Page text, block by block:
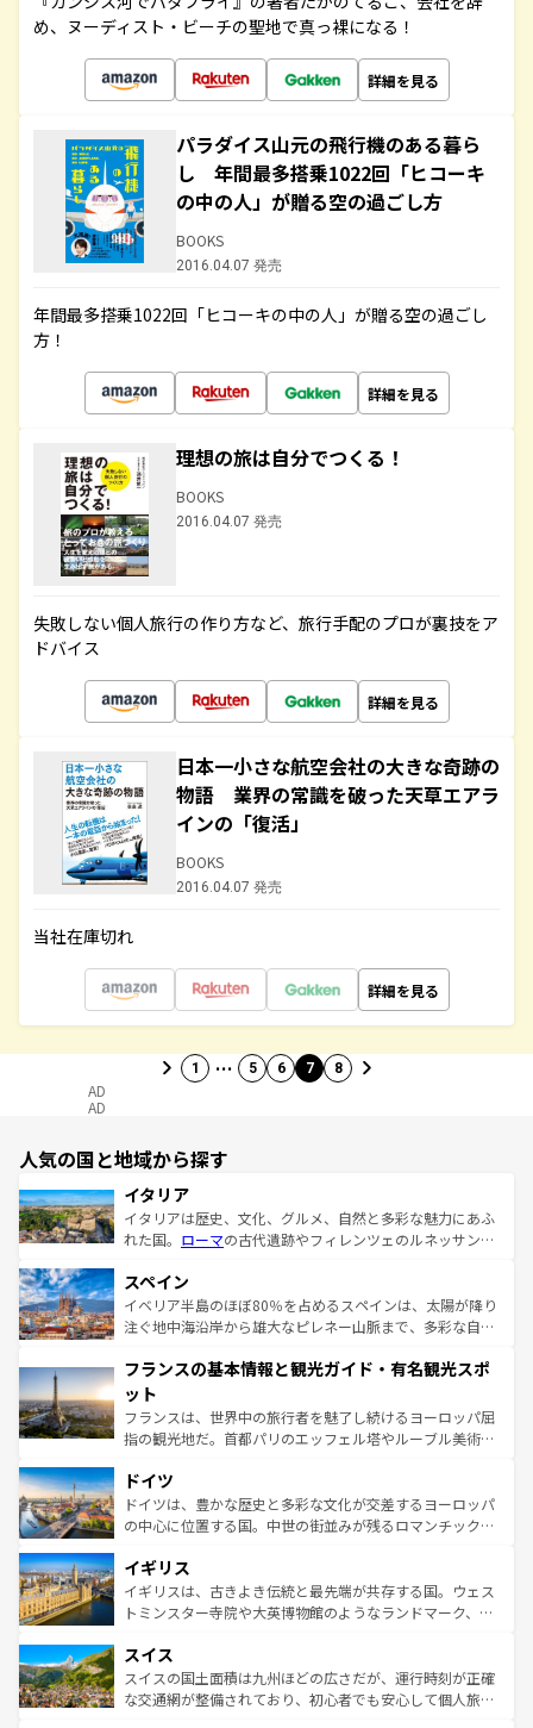
め、ヌーディスト・ビーチの聖地で真っ裸になる！
詳細を見る
パラダイス山元の飛行機のある暮ら
し 年間最多搭乗1022回「ヒコーキ
の中の人」が贈る空の過ごし方
BOOKS
2016.04.07 発売
年間最多搭乗1022回「ヒコーキの中の人」が贈る空の過ごし
方！
詳細を見る
理想の旅は自分でつくる！
BOOKS
2016.04.07 発売
失敗しない個人旅行の作り方など、旅行手配のプロが裏技をア
ドバイス
詳細を見る
日本一小さな航空会社の大きな奇跡の
物語 業界の常識を破った天草エアラ
インの「復活」
BOOKS
2016.04.07 発売
当社在庫切れ
詳細を見る
1 … 5 6 7 8
AD
AD
人気の国と地域から探す
イタリア
イタリアは歴史、文化、グルメ、自然と多彩な魅力にあふ
れた国。 ローマの古代遺跡やフィレンツェのルネッサンス
ろん、トスカーナの美しい田園風景やアマルフィ海岸の絶
景など、自然景観も見逃せない。観光の合間には、本場の
ピザやパスタなど、絶品のイタリア料理を堪能することも
ませてくれるイタリアで、忘れられない旅をしてみよう！
なお、新着のイタリア情報は
しい。
スペイン
イベリア半島のほぼ80％を占めるスペインは、太陽が降り
注ぐ地中海沿岸から雄大なピレネー山脈まで、多彩な自然
文化が根付くこの国では、情熱的なフラメンコ、熱気あふ
れる闘牛、そして美味しいタパスが生活の一部となってい
る。首都マドリードの洗練された雰囲気や、バルセロナの
アートに溢れた街角から、地方では古代ローマ遺跡や中世
せる。地方によって風土や気候が異なるスペインはその個
性で訪れる人を魅了する。 なお、新着のスペイン情報は コ
ンテンツ一覧を参照してほしい。
フランスの基本情報と観光ガイド・有名観光スポ
ット
フランスは、世界中の旅行者を魅了し続けるヨーロッパ屈
指の観光地だ。首都パリのエッフェル塔やルーブル美術館
で、幅広い魅力が詰まっている。華麗な宮殿、歴史的な大
聖堂、美しいビーチ、そして豊かな自然が、訪れる者を心
から魅了する。また、フランスは美食の国としても知ら
いる。シャンパンの発祥地であるランス、プロヴァンスの
香り高いラベンダー畑など、多彩な楽しみ方が可能だ。さ
らに、パリ以外の地域にも魅力が溢れており、どの街角に
れる地方に足を運ぶとそれぞれで全く異なる文化を体験で
きるだろう。 なお、新着のフランス情報はコンテンツ一覧
を参照してほしい。
ドイツ
ドイツは、豊かな歴史と多彩な文化が交差するヨーロッパ
の中心に位置する国。中世の街並みが残るロマンチック街
顔を持つこの国は、どこを歩いても飽きることがない。ベ
ルリンの文化的活気、バイエルン州のアルプスの絶景、そ
してライン川沿いのワイン畑といった風景は必見。ビール
は、お酒好きな人にはぜひ体験してほしい。 なお、新着の
ドイツ情報はコンテンツ一覧を参照してほしい。
イギリス
イギリスは、古きよき伝統と最先端が共存する国。ウェス
トミンスター寺院や大英博物館のようなランドマーク、歴
リアごとに異なる魅力がある。また、優雅なアフタヌーン
ティー、ビール好きにはたまらない英国パブ、サッカー観
戦など、本場だからこそできる体験も豊富。イギリスを旅
スイス
スイスの国土面積は九州ほどの広さだが、運行時刻が正確
な交通網が整備されており、初心者でも安心して個人旅行